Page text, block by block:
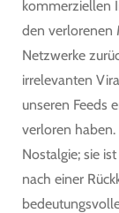
kommerziellen
den verlorenen
Netzwerke
irrelevanten
unseren Feeds
verloren
Nostalgie; sie
nach einer